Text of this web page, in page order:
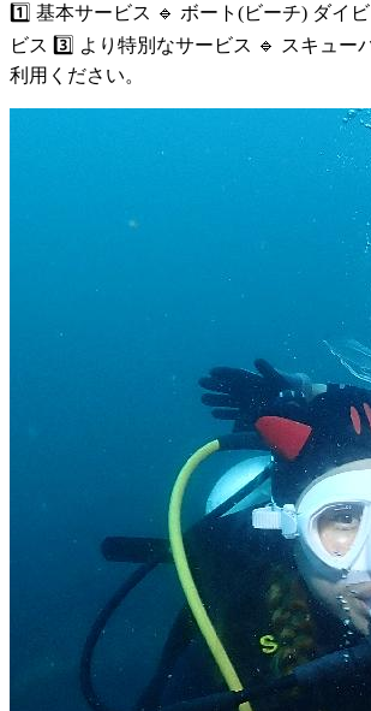
1️⃣ 基本サービス 🔹 ボート(ビーチ) ダイ
ビス 3️⃣ より特別なサービス 🔹 スキュ
利用ください。